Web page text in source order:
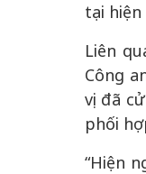
tại
Liên
Công
vị đã
phối
“Hiện